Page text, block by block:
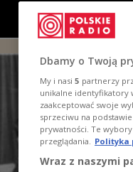
Dbamy o Twoją
My i nasi 5 partnerzy
unikalne identyfikatory
zaakceptować swoje
sprzeciwu na
prywatności. Te
przeglądania. Polityka
Wraz z naszymi